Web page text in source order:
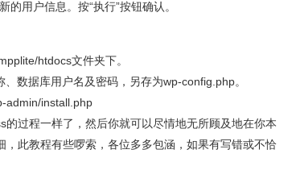
的用户信息。按“执行”按钮确认。
htdocs文件夹下。
数据库用户名及密码，另存为wp-config.php。
admin/install.php
过程一样了，然后你就可以尽情地无所顾及地在你本
此教程有些啰索，各位多多包涵，如果有写错或不恰